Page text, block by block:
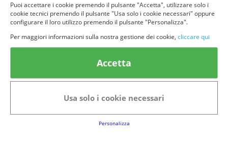
© provaprodottigratis.it 2023 | All Rights Reserved.
Categorie in evidenza
Bellezza
Alimenti e bevande
Animali
Puoi accettare i cookie premendo il pulsante "Accetta", utilizzare solo i
cookie tecnici premendo il pulsante "Usa solo i cookie necessari" oppure
configurare il loro utilizzo premendo il pulsante "Personalizza".
Per maggiori informazioni sulla nostra gestione dei cookie, cliccare qui
Accetta
Usa solo i cookie necessari
Personalizza